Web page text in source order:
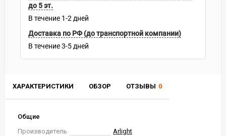
ХАРАКТЕРИСТИКИ ОБЗОР ОТЗЫВЫ 0
Общие
Производитель
Arlight
до 5 эт.
В течение 1-2 дней
Доставка по РФ (до транспортной компании)
В течение3-5 дней